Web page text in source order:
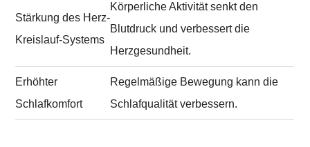
Stärkung des Herz-
Kreislauf-Systems
Körperliche Aktivität senkt den
Blutdruck und verbessert die
Herzgesundheit.
Erhöhter
Schlafkomfort
Regelmäßige Bewegung kann die
Schlafqualität verbessern.